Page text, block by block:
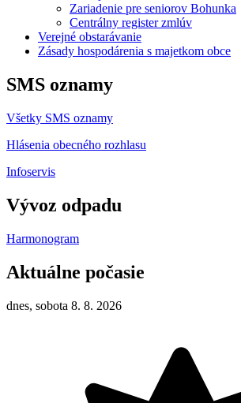
Zariadenie pre seniorov Bohunka
Centrálny register zmlúv
Verejné obstarávanie
Zásady hospodárenia s majetkom obce
SMS oznamy
Všetky SMS oznamy
Hlásenia obecného rozhlasu
Infoservis
Vývoz odpadu
Harmonogram
Aktuálne počasie
dnes, sobota 8. 8. 2026